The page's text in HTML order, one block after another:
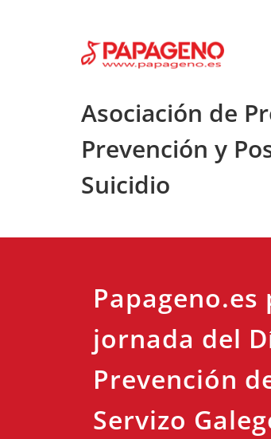
Asociación de
Prevención y
Suicidio
jornada del
Prevención
Servizo